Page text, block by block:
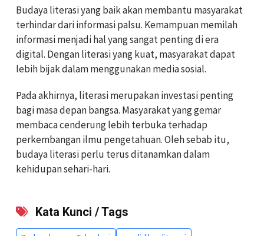
Budaya literasi yang baik akan membantu masyarakat
terhindar dari informasi palsu. Kemampuan memilah
informasi menjadi hal yang sangat penting di era
digital. Dengan literasi yang kuat, masyarakat dapat
lebih bijak dalam menggunakan media sosial.
Pada akhirnya, literasi merupakan investasi penting
bagi masa depan bangsa. Masyarakat yang gemar
membaca cenderung lebih terbuka terhadap
perkembangan ilmu pengetahuan. Oleh sebab itu,
budaya literasi perlu terus ditanamkan dalam
kehidupan sehari-hari.
Kata Kunci / Tags